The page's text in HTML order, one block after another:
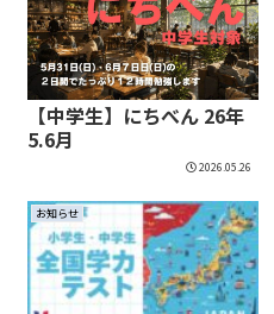
【中学生】にちべん 26年
5.6月
2026.05.26
お知らせ